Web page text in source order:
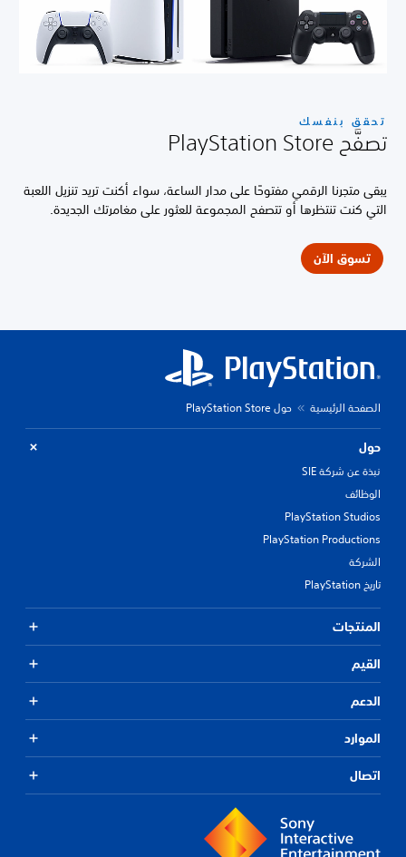
تحقق بنفسك
تصفَّح PlayStation Store
يبقى متجرنا الرقمي مفتوحًا على مدار الساعة، سواء أكنت تريد تنزيل اللعبة
التي كنت تنتظرها أو تتصفح المجموعة للعثور على مغامرتك الجديدة.
تسوق الآن
الصفحة الرئيسية حول PlayStation Store
حول
نبذة عن شركة SIE
الوظائف
PlayStation Studios
PlayStation Productions
الشركة
تاريخ PlayStation
المنتجات
القيم
الدعم
الموارد
اتصال